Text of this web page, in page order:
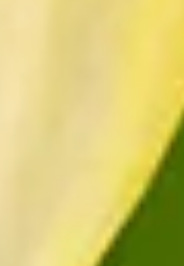
30 bis 40 verschiedene Arten,
Ihre Heimat befindet sich
über das gesamte
Aussehen war. In ihn
nur ein Echo von ihr
Tag aus im Wasser ansehen.
wird ihr nachgesagt, sie habe ein
der „einhundertköpfigen
Glück. Unsere Empfehlung: